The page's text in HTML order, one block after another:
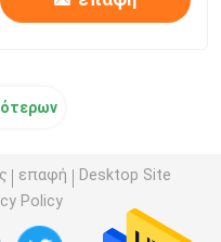
επαφή
Desktop Site
Policy